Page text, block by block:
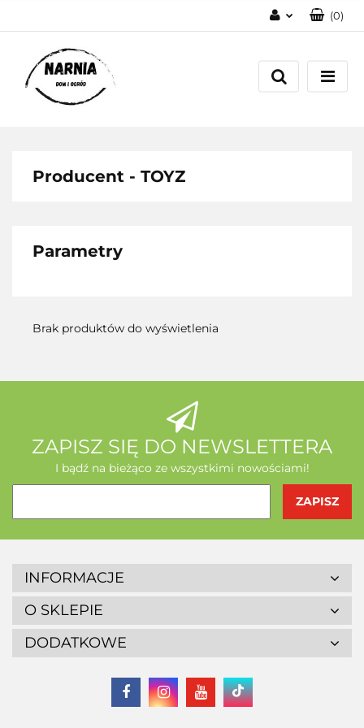
Zarejestruj się
(0)
Producent - TOYZ
Parametry
Brak produktów do wyświetlenia
ZAPISZ SIĘ DO NEWSLETTERA
I bądź na bieżąco ze wszystkimi nowościami!
INFORMACJE
O SKLEPIE
DODATKOWE